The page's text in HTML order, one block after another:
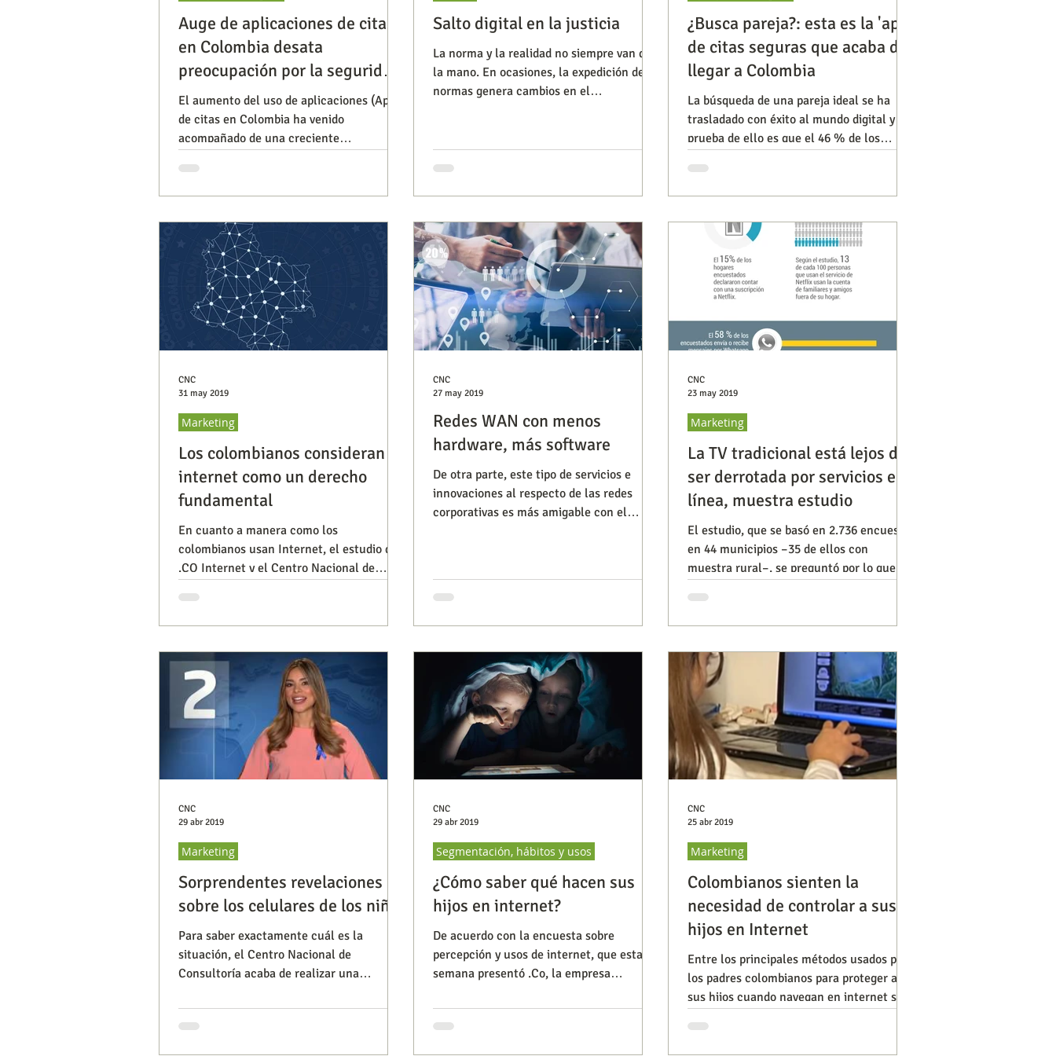
Segmentación, hábitos y usos Observatorios precios y competencia Salud Diversidad Negocios
Consumo de medios Eficiencia publicitaria Generadores de ideas
Auge de aplicaciones de citas
en Colombia desata
preocupación por la seguridad
de usuarios
El aumento del uso de aplicaciones (App)
de citas en Colombia ha venido
acompañado de una creciente
Salto digital en la justicia
La norma y la realidad no siempre van de
la mano. En ocasiones, la expedición de
normas genera cambios en el
¿Busca pareja?: esta es la 'app'
de citas seguras que acaba de
llegar a Colombia
La búsqueda de una pareja ideal se ha
trasladado con éxito al mundo digital y
prueba de ello es que el 46 % de los
Los colombianos consideran
internet como un derecho
fundamental
En cuanto a manera como los
colombianos usan Internet, el estudio de
.CO Internet y el Centro Nacional de
Marketing
CNC
31 may 2019
Redes WAN con menos
hardware, más software
De otra parte, este tipo de servicios e
innovaciones al respecto de las redes
corporativas es más amigable con el
CNC
27 may 2019
La TV tradicional está lejos de
ser derrotada por servicios en
línea, muestra estudio
El estudio, que se basó en 2.736 encuestas
en 44 municipios –35 de ellos con
muestra rural–, se preguntó por lo que
Marketing
CNC
23 may 2019
Sorprendentes revelaciones
sobre los celulares de los niños
Para saber exactamente cuál es la
situación, el Centro Nacional de
Consultoría acaba de realizar una
Marketing
CNC
29 abr 2019
¿Cómo saber qué hacen sus
hijos en internet?
De acuerdo con la encuesta sobre
percepción y usos de internet, que esta
semana presentó .Co, la empresa
Segmentación, hábitos y usos
CNC
29 abr 2019
Colombianos sienten la
necesidad de controlar a sus
hijos en Internet
Entre los principales métodos usados por
los padres colombianos para proteger a
sus hijos cuando navegan en internet se
Marketing
CNC
25 abr 2019